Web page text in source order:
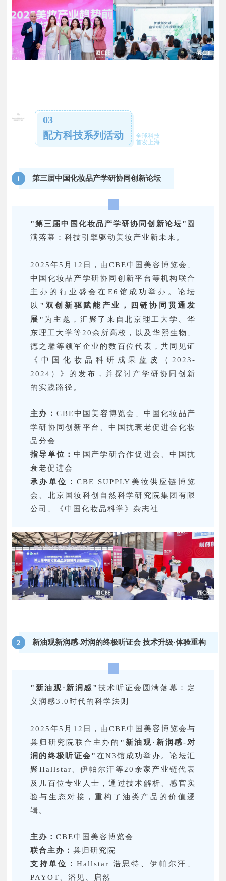
03
配方科技系列活动
全球科技
首发上海
1 第三届中国化妆品产学研协同创新论坛
"第三届中国化妆品产学研协同创新论坛" 圆
满落幕：科技引擎驱动美妆产业新未来。
2025年5月12日，由CBE中国美容博览会、
中国化妆品产学研协同创新平台等机构联合
主办的行业盛会在E6馆成功举办。论坛
以 "双创新驱赋能产业，四链协同贯通发
展" 为主题，汇聚了来自北京理工大学、华
东理工大学等20余所高校，以及华熙生物、
德之馨等领军企业的数百位代表，共同见证
《中国化妆品科研成果蓝皮（2023-
2024）》的发布，并探讨产学研协同创新
的实践路径。
主办： CBE中国美容博览会、中国化妆品产
学研协同创新平台、中国抗衰老促进会化妆
品分会
指导单位：中国产学研合作促进会、中国抗
衰老促进会
承办单位： CBE SUPPLY美妆供应链博览
会、北京国妆科创自然科学研究院集团有限
公司、《中国化妆品科学》杂志社
2 新油观新润感-对润的终极听证会 技术升级·体验重构
"新油观·新润感" 技术听证会圆满落幕：定
义润感3.0时代的科学法则
2025年5月12日，由CBE中国美容博览会与
巢归研究院联合主办的 "新油观·新润感-对
润的终极听证会" 在N3馆成功举办。论坛汇
聚Hallstar、伊帕尔汗等20余家产业链代表
及几百位专业人士，通过技术解析、感官实
验与生态对接，重构了油类产品的价值逻
辑。
主办：CBE中国美容博览会
联合主办：巢归研究院
支持单位：Hallstar 浩思特、伊帕尔汗、
PAYOT、浴见、启然